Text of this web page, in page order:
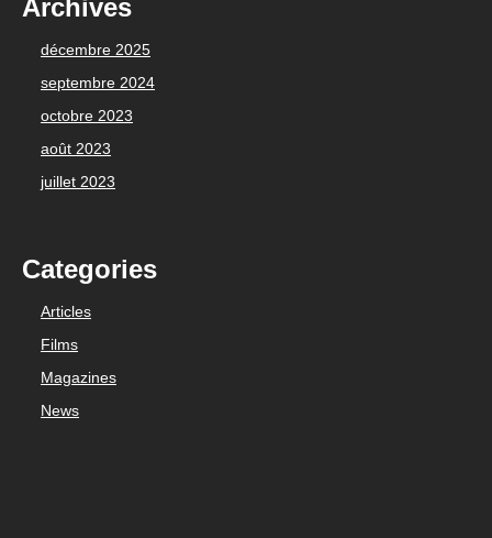
Archives
décembre 2025
septembre 2024
octobre 2023
août 2023
juillet 2023
Categories
Articles
Films
Magazines
News